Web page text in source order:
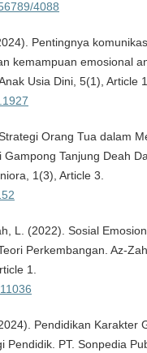
4088
Pentingnya
kemampuan emosional
Usia Dini, 5(1), Article 1.
Orang Tua dalam
Tanjung Deah
1(3), Article 3.
L. (2022). Sosial
Perkembangan. Az-
1.
Pendidikan Karakter
PT. Sonpedia